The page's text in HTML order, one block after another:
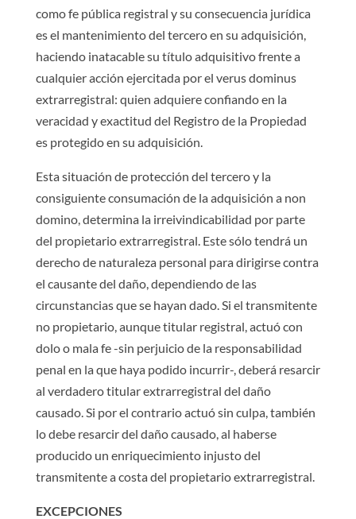
como fe pública registral y su consecuencia jurídica
es el mantenimiento del tercero en su adquisición,
haciendo inatacable su título adquisitivo frente a
cualquier acción ejercitada por el verus dominus
extrarregistral: quien adquiere confiando en la
veracidad y exactitud del Registro de la Propiedad
es protegido en su adquisición.
Esta situación de protección del tercero y la
consiguiente consumación de la adquisición a non
domino, determina la irreivindicabilidad por parte
del propietario extrarregistral. Este sólo tendrá un
derecho de naturaleza personal para dirigirse contra
el causante del daño, dependiendo de las
circunstancias que se hayan dado. Si el transmitente
no propietario, aunque titular registral, actuó con
dolo o mala fe -sin perjuicio de la responsabilidad
penal en la que haya podido incurrir-, deberá resarcir
al verdadero titular extrarregistral del daño
causado. Si por el contrario actuó sin culpa, también
lo debe resarcir del daño causado, al haberse
producido un enriquecimiento injusto del
transmitente a costa del propietario extrarregistral.
EXCEPCIONES